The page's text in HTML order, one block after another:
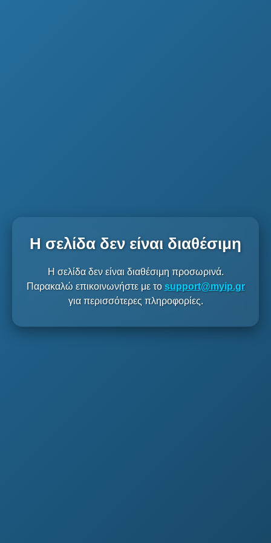
Η σελίδα δεν είναι διαθέσιμη
Η σελίδα δεν είναι διαθέσιμη προσωρινά.
Παρακαλώ επικοινωνήστε με το support@myip.gr
για περισσότερες πληροφορίες.